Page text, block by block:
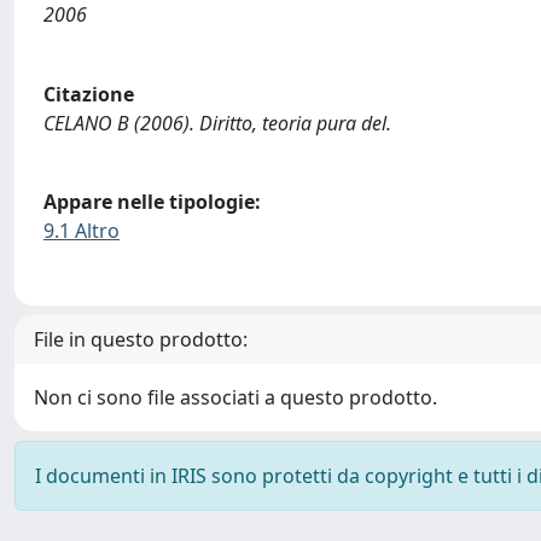
2006
Citazione
CELANO B (2006). Diritto, teoria pura del.
Appare nelle tipologie:
9.1 Altro
File in questo prodotto:
Non ci sono file associati a questo prodotto.
I documenti in IRIS sono protetti da copyright e tutti i